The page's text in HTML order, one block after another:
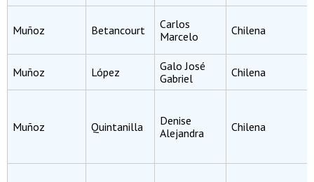
Muñoz Betancourt
Carlos
Marcelo
Chilena
Muñoz López
Galo José
Gabriel
Chilena
Muñoz Quintanilla
Denise
Alejandra
Chilena